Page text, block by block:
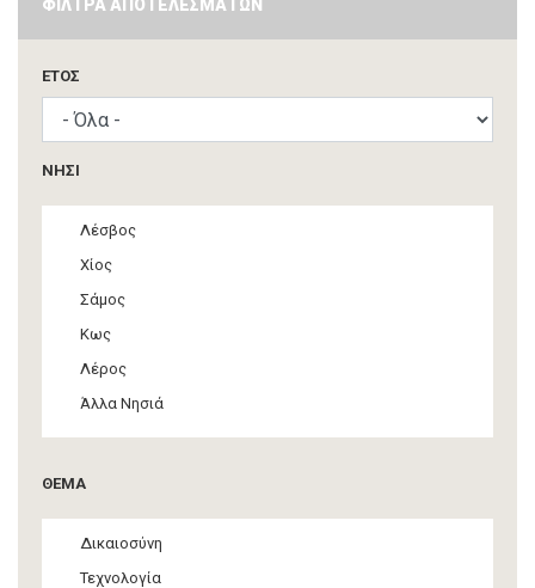
ΦΙΛΤΡΑ ΑΠΟΤΕΛΕΣΜΑΤΩΝ
ΈΤΟΣ
ΝΗΣΙ
Λέσβος
Χίος
Σάμος
Κως
Λέρος
Άλλα Νησιά
ΘΕΜΑ
Δικαιοσύνη
Τεχνολογία